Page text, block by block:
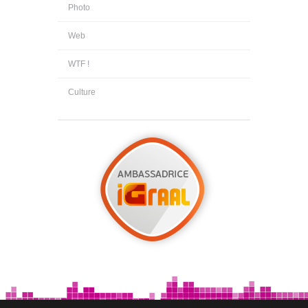
Photo
Web
WTF !
Culture